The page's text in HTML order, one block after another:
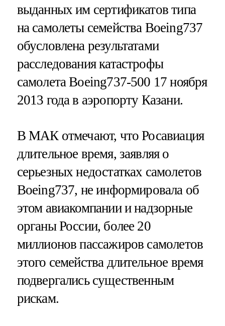
выданных им сертификатов типа
на самолеты семейства Boeing737
обусловлена результатами
расследования катастрофы
самолета Boeing737-500 17 ноября
2013 года в аэропорту Казани.
В МАК отмечают, что Росавиация
длительное время, заявляя о
серьезных недостатках самолетов
Boeing737, не информировала об
этом авиакомпании и надзорные
органы России, более 20
миллионов пассажиров самолетов
этого семейства длительное время
подвергались существенным
рискам.